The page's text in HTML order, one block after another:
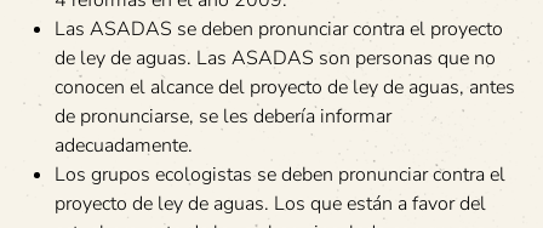
Las ASADAS se deben pronunciar contra el proyecto
de ley de aguas. Las ASADAS son personas que no
conocen el alcance del proyecto de ley de aguas, antes
de pronunciarse, se les debería informar
adecuadamente.
Los grupos ecologistas se deben pronunciar contra el
proyecto de ley de aguas. Los que están a favor del